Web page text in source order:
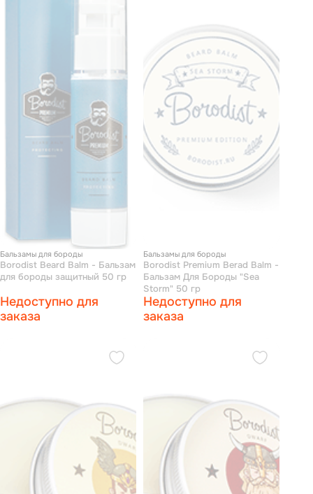
Бальзамы для бороды
Borodist Beard Balm - Бальзам
для бороды защитный 50 гр
Недоступно для
заказа
Бальзамы для бороды
Borodist Premium Berad Balm -
Бальзам Для Бороды "Sea
Storm" 50 гр
Недоступно для
заказа